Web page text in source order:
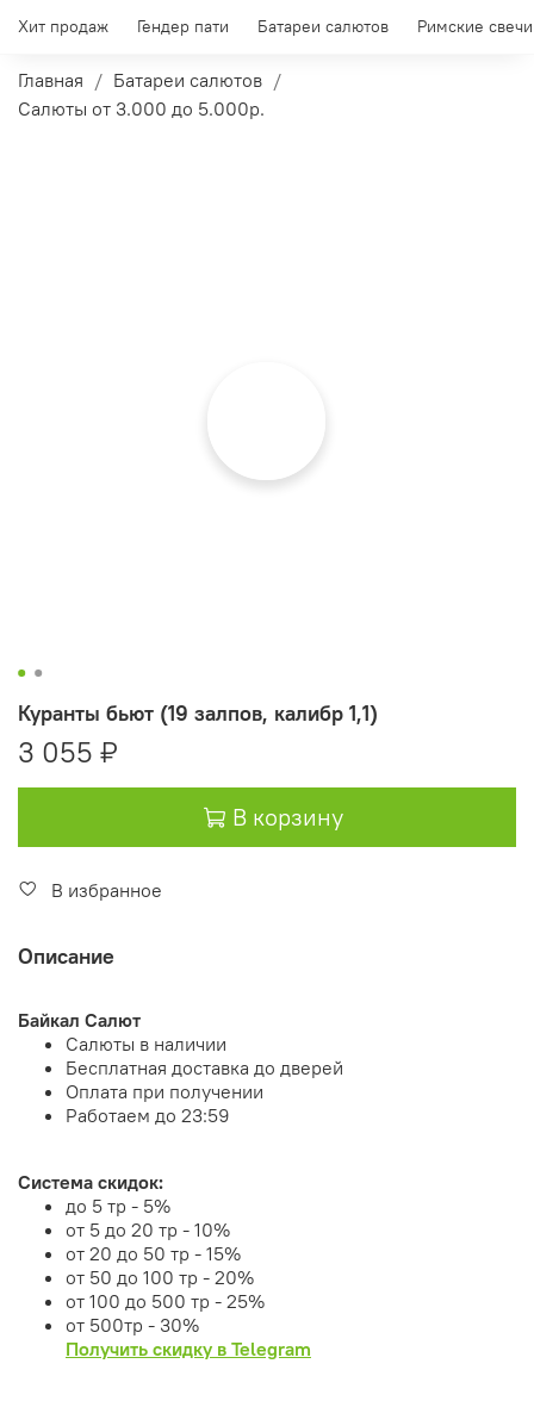
Хит продаж Гендер пати Батареи салютов Римские свечи
Главная
Батареи салютов
Салюты от 3.000 до 5.000р.
Куранты бьют (19 залпов, калибр 1,1)
3 055 ₽
В корзину
В избранное
Описание
Байкал Салют
Салюты в наличии
Бесплатная доставка до дверей
Оплата при получении
Работаем до 23:59
Система скидок:
до 5 тр - 5%
от 5 до 20 тр - 10%
от 20 до 50 тр - 15%
от 50 до 100 тр - 20%
от 100 до 500 тр - 25%
от 500тр - 30%
Получить скидку в Telegram